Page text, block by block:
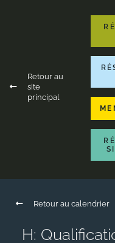
Retour au
site
principal
Retour au calendrier
H: